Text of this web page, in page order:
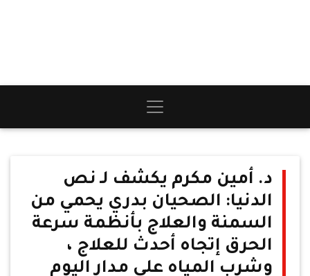
د. أمين مكرم يكشف لـ نص
الدنيا: الصحيان بدري يحمي من
السمنة والعلاج بأنظمة سرعة
الحرق إتجاه أحدث للعلاج ،
وشرب المياه على مدار اليوم